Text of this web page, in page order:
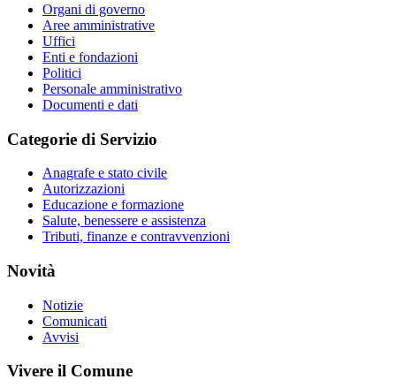
Organi di governo
Aree amministrative
Uffici
Enti e fondazioni
Politici
Personale amministrativo
Documenti e dati
Categorie di Servizio
Anagrafe e stato civile
Autorizzazioni
Educazione e formazione
Salute, benessere e assistenza
Tributi, finanze e contravvenzioni
Novità
Notizie
Comunicati
Avvisi
Vivere il Comune